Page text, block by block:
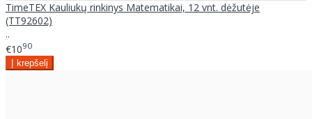
TimeTEX Kauliukų rinkinys Matematikai, 12 vnt. dėžutėje
(TT92602)
..
€1090